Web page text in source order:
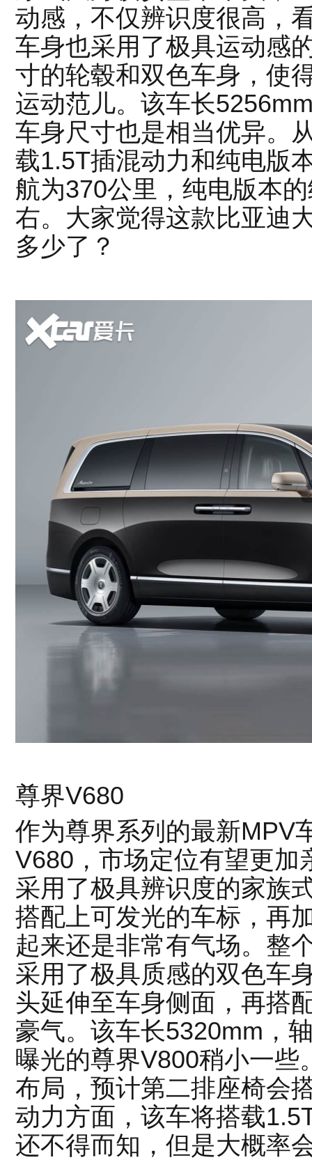
动感，不仅辨识度很高，
车身也采用了极具运动感
寸的轮毂和双色车身，使
运动范儿。该车长
车身尺寸也是相当优异。
载1.5T插混动力和纯电版
航为370公里，纯电版本
右。大家觉得这款比亚迪
多少了？
尊界V680
作为尊界系列的最新MPV
V680，市场定位有望更加
采用了极具辨识度的家族
搭配上可发光的车标，再
起来还是非常有气场。整
采用了极具质感的双色车
头延伸至车身侧面，再搭
豪气。该车长5320mm，
曝光的尊界V800稍小一些
布局，预计第二排座椅会
动力方面，该车将搭载
还不得而知，但是大概率